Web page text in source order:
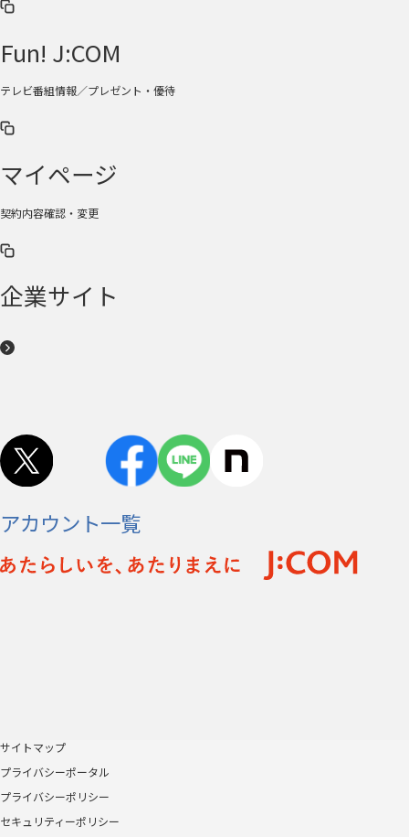
Fun! J:COM
テレビ番組情報／プレゼント・優待
マイページ
契約内容確認・変更
企業サイト
アカウント一覧
サイトマップ
プライバシーポータル
プライバシーポリシー
セキュリティーポリシー